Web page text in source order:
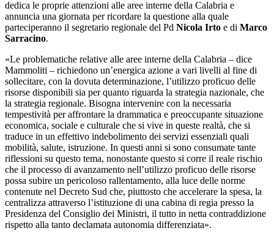
dedica le proprie attenzioni alle aree interne della Calabria e
annuncia una giornata per ricordare la questione alla quale
parteciperanno il segretario regionale del Pd Nicola Irto e di Marco
Sarracino.
«Le problematiche relative alle aree interne della Calabria – dice
Mammoliti – richiedono un’energica azione a vari livelli al fine di
sollecitare, con la dovuta determinazione, l’utilizzo proficuo delle
risorse disponibili sia per quanto riguarda la strategia nazionale, che
la strategia regionale. Bisogna intervenire con la necessaria
tempestività per affrontare la drammatica e preoccupante situazione
economica, sociale e culturale che si vive in queste realtà, che si
traduce in un effettivo indebolimento dei servizi essenziali quali
mobilità, salute, istruzione. In questi anni si sono consumate tante
riflessioni su questo tema, nonostante questo si corre il reale rischio
che il processo di avanzamento nell’utilizzo proficuo delle risorse
possa subire un pericoloso rallentamento, alla luce delle norme
contenute nel Decreto Sud che, piuttosto che accelerare la spesa, la
centralizza attraverso l’istituzione di una cabina di regia presso la
Presidenza del Consiglio dei Ministri, il tutto in netta contraddizione
rispetto alla tanto declamata autonomia differenziata».